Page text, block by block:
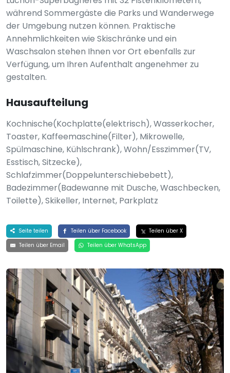
während Sommergäste die Parks und Wanderwege
der Umgebung nutzen können. Praktische
Annehmlichkeiten wie Skischränke und ein
Waschsalon stehen Ihnen vor Ort ebenfalls zur
Verfügung, um Ihren Aufenthalt angenehmer zu
gestalten.
Hausaufteilung
Kochnische(Kochplatte(elektrisch), Wasserkocher,
Toaster, Kaffeemaschine(Filter), Mikrowelle,
Spülmaschine, Kühlschrank), Wohn/Esszimmer(TV,
Esstisch, Sitzecke),
Schlafzimmer(Doppelunterschiebebett),
Badezimmer(Badewanne mit Dusche, Waschbecken,
Toilette), Skikeller, Internet, Parkplatz
Seite teilen Teilen über Facebook
Teilen über X
Teilen über Email
Teilen über WhatsApp